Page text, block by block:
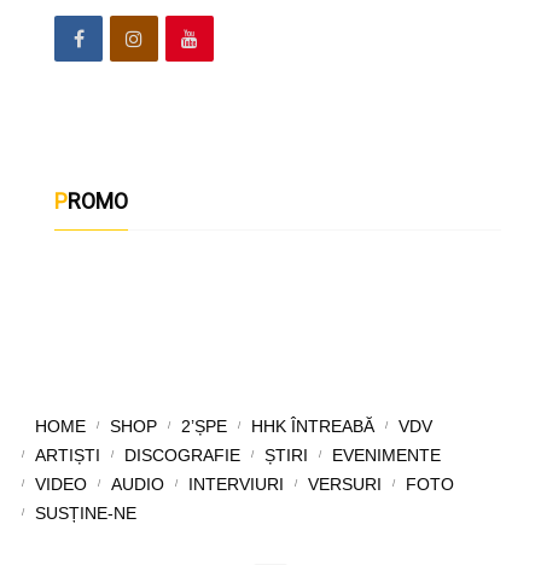
PROMO
HOME SHOP 2’ȘPE HHK ÎNTREABĂ
VDV
ARTIȘTI
DISCOGRAFIE ȘTIRI
EVENIMENTE
VIDEO
AUDIO INTERVIURI VERSURI
FOTO
SUSȚINE-NE